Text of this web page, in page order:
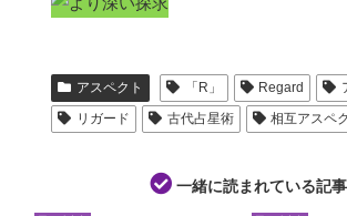
アスペクト 「R」 Regard
リガード
古代占星術 相互アスペ
一緒に読まれている記事